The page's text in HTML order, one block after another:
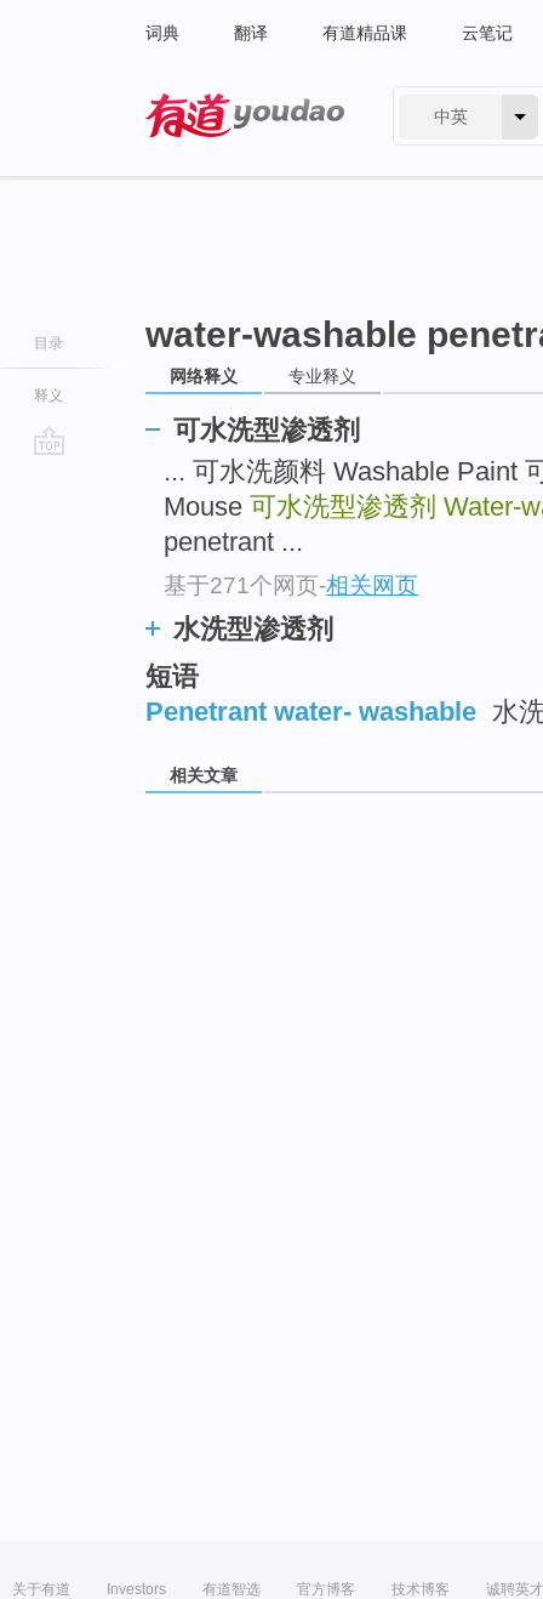
词典 翻译 有道精品课 云笔记
中英
目录
释义
water-washable
网络释义 专业释义
可水洗型渗透剂
... 可水洗颜料 Washable Paint
Mouse 可水洗型渗透剂 Water-
penetrant ...
基于271个网页-相关网页
水洗型渗透剂
短语
Penetrant water- washable 水
相关文章
关于有道 Investors 有道智选 官方博客 技术博客 诚聘英才